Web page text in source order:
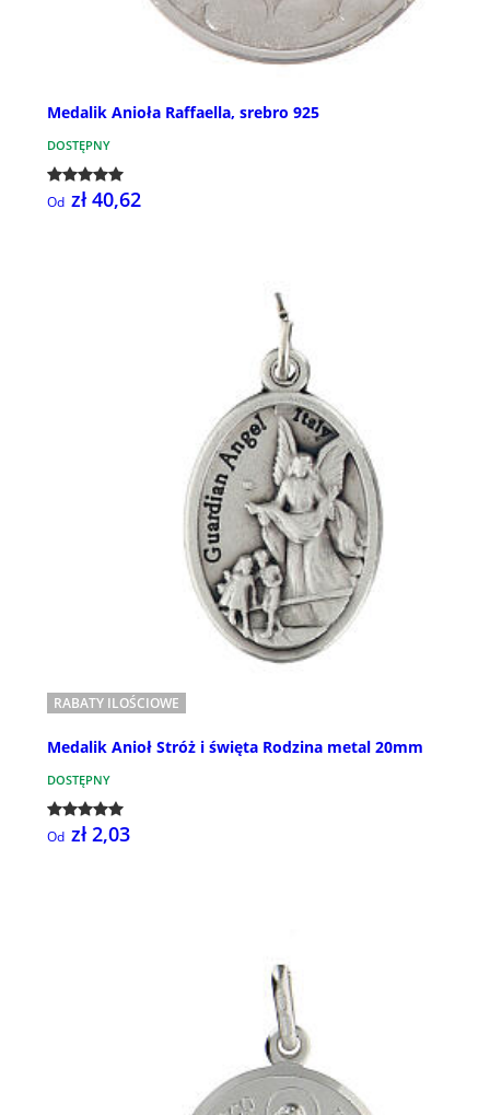
Medalik Anioła Raffaella, srebro 925
DOSTĘPNY
Od zł 40,62
RABATY ILOŚCIOWE
Medalik Anioł Stróż i święta Rodzina metal 20mm
DOSTĘPNY
Od zł 2,03